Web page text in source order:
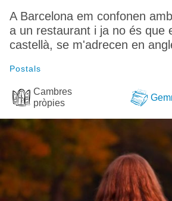
A Barcelona em confonen
a un restaurant i ja no és que
castellà, se m'adrecen en
Postals
Cambres
pròpies